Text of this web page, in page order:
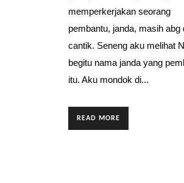
memperkerjakan seorang
pembantu, janda, masih abg
cantik. Seneng aku melihat
begitu nama janda yang
itu. Aku mondok di...
READ MORE